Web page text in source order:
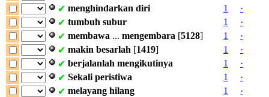
✔ menghindarkan diri 1
·
✔ tumbuh subur 1
·
✔ membawa ... mengembara [5128] 1
·
✔ makin besarlah [1419] 1
·
✔ berjalanlah mengikutinya 1
·
✔ Sekali peristiwa 1
·
✔ melayang hilang 1
·